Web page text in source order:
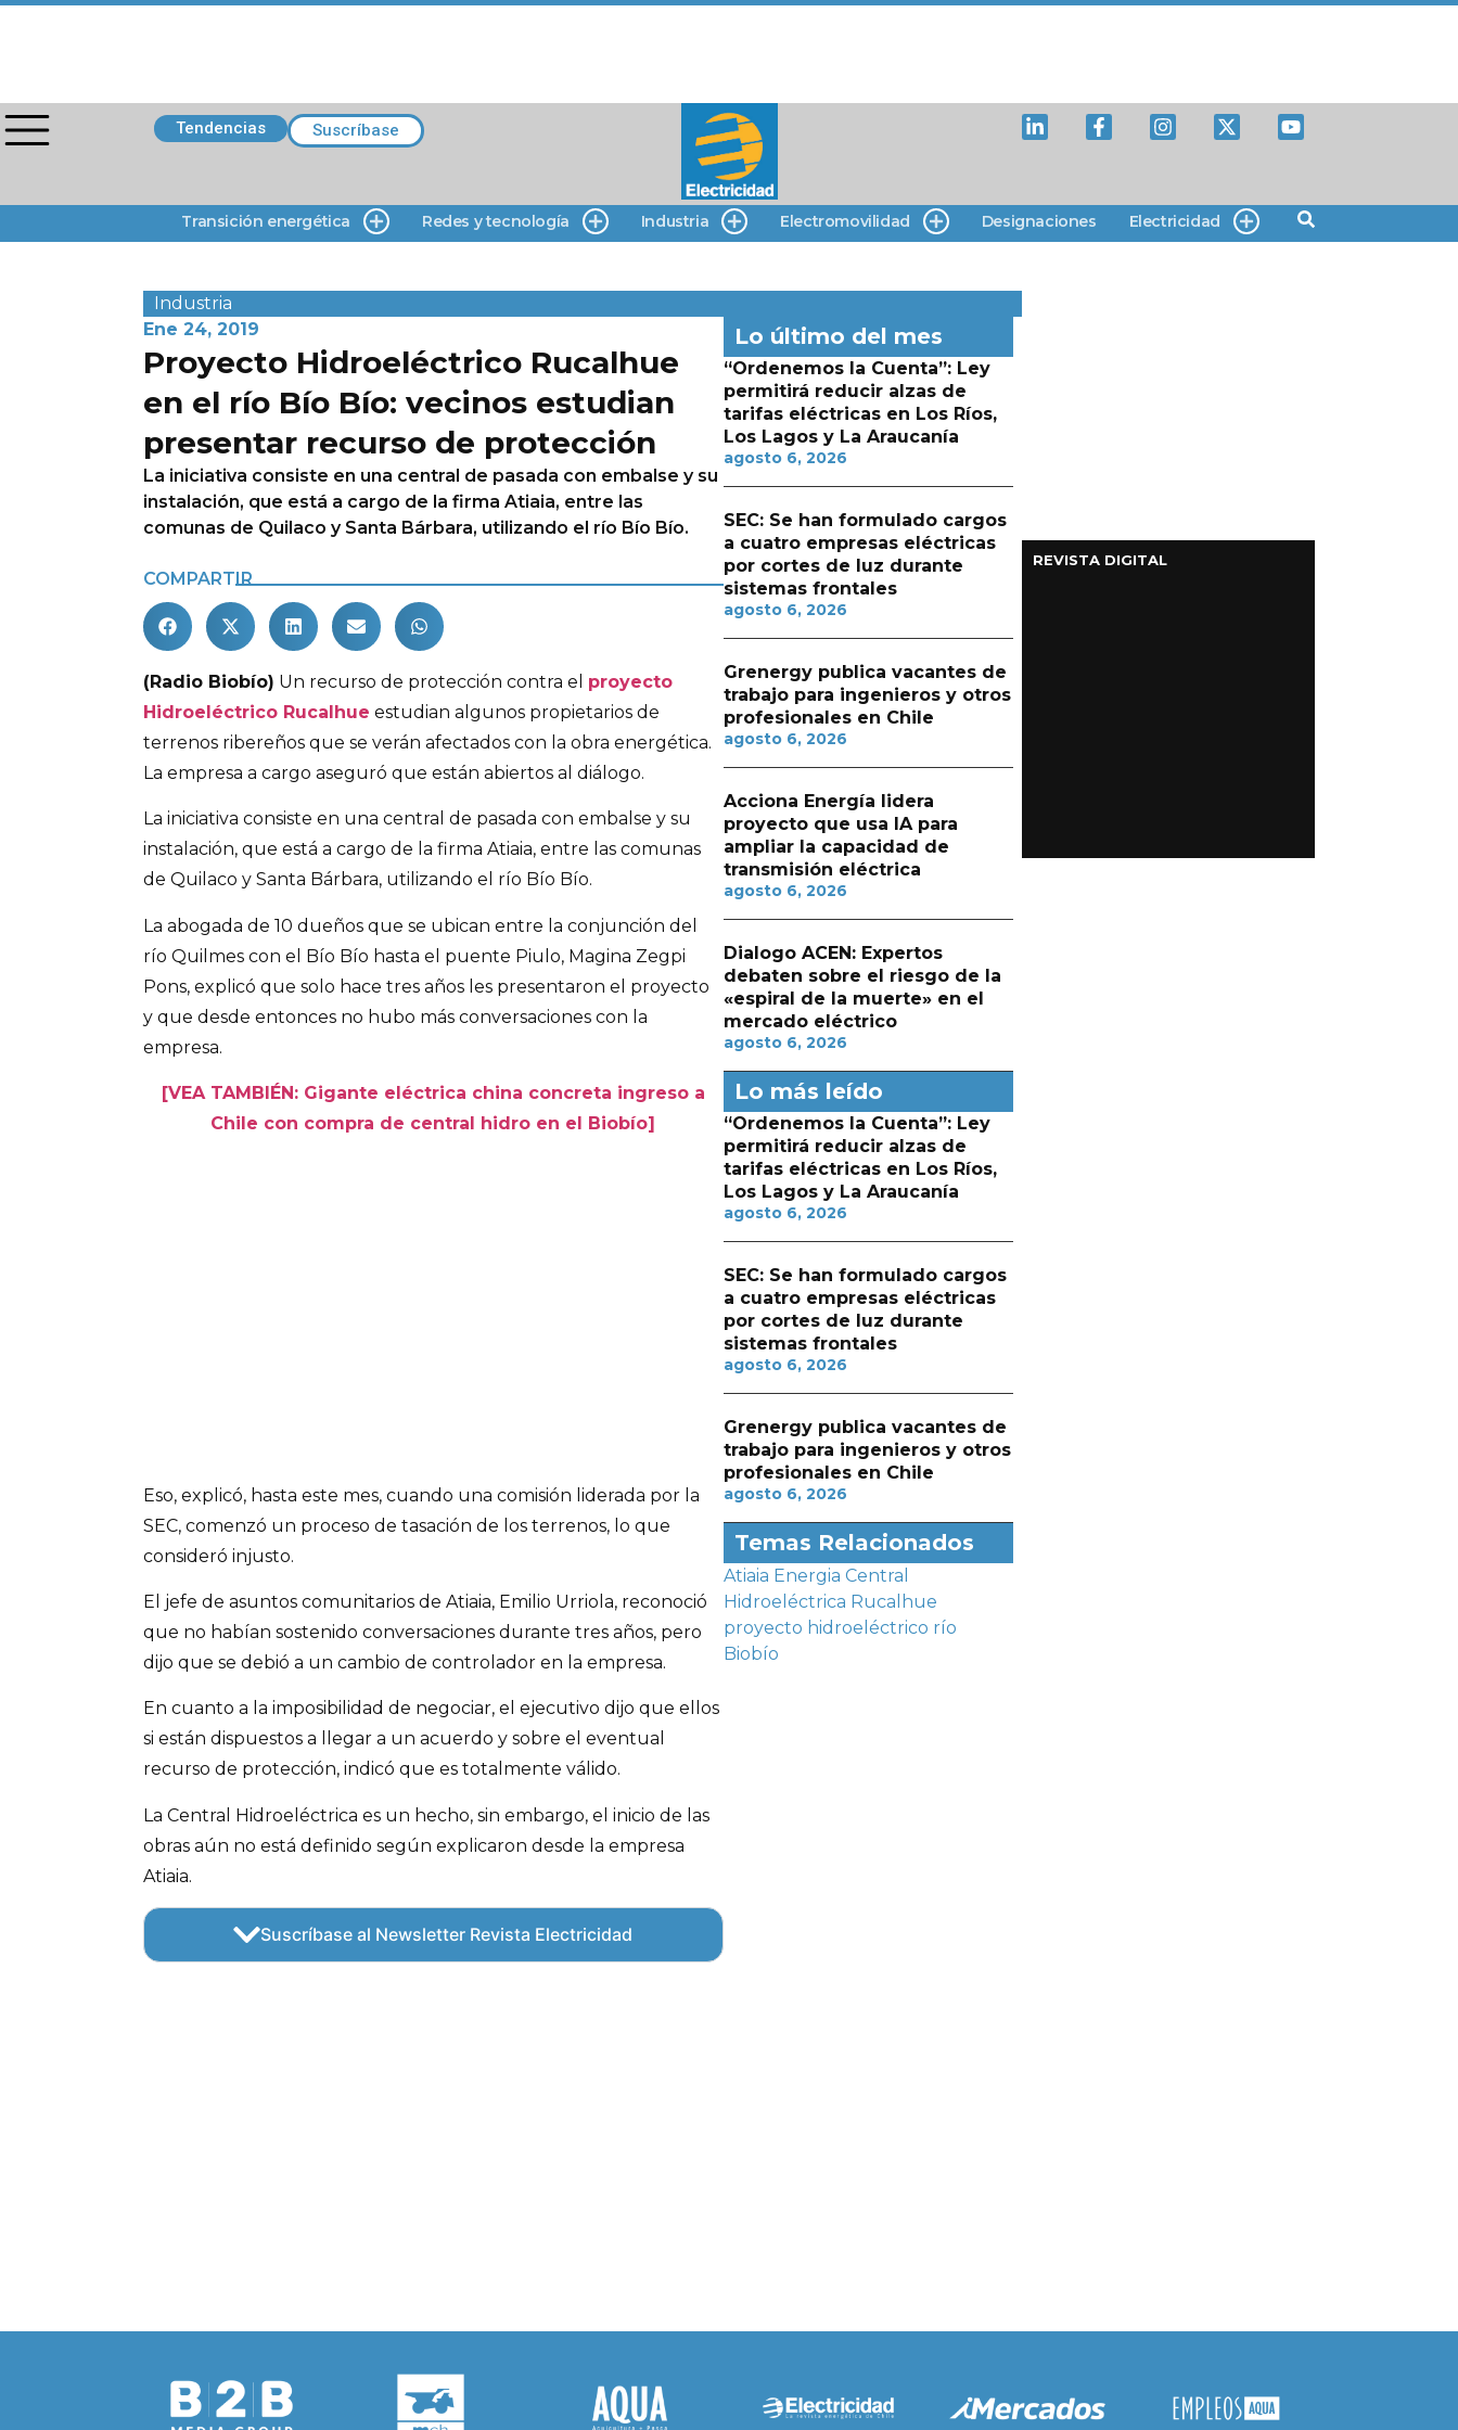
Tendencias Suscríbase
Transición energética Redes y tecnología Industria Electromovilidad Designaciones Electricidad
Industria
Ene 24, 2019
Proyecto Hidroeléctrico Rucalhue
en el río Bío Bío: vecinos estudian
presentar recurso de protección
La iniciativa consiste en una central de pasada con embalse y su
instalación, que está a cargo de la firma Atiaia, entre las
comunas de Quilaco y Santa Bárbara, utilizando el río Bío Bío.
COMPARTIR
(Radio Biobío) Un recurso de protección contra el proyecto
Hidroeléctrico Rucalhue estudian algunos propietarios de
terrenos ribereños que se verán afectados con la obra energética.
La empresa a cargo aseguró que están abiertos al diálogo.
La iniciativa consiste en una central de pasada con embalse y su
instalación, que está a cargo de la firma Atiaia, entre las comunas
de Quilaco y Santa Bárbara, utilizando el río Bío Bío.
La abogada de 10 dueños que se ubican entre la conjunción del
río Quilmes con el Bío Bío hasta el puente Piulo, Magina Zegpi
Pons, explicó que solo hace tres años les presentaron el proyecto
y que desde entonces no hubo más conversaciones con la
empresa.
[VEA TAMBIÉN: Gigante eléctrica china concreta ingreso a
Chile con compra de central hidro en el Biobío]
Eso, explicó, hasta este mes, cuando una comisión liderada por la
SEC, comenzó un proceso de tasación de los terrenos, lo que
consideró injusto.
El jefe de asuntos comunitarios de Atiaia, Emilio Urriola, reconoció
que no habían sostenido conversaciones durante tres años, pero
dijo que se debió a un cambio de controlador en la empresa.
En cuanto a la imposibilidad de negociar, el ejecutivo dijo que ellos
si están dispuestos a llegar a un acuerdo y sobre el eventual
recurso de protección, indicó que es totalmente válido.
La Central Hidroeléctrica es un hecho, sin embargo, el inicio de las
obras aún no está definido según explicaron desde la empresa
Atiaia.
Suscríbase al Newsletter Revista Electricidad
Lo último del mes
“Ordenemos la Cuenta”: Ley
permitirá reducir alzas de
tarifas eléctricas en Los Ríos,
Los Lagos y La Araucanía
agosto 6, 2026
SEC: Se han formulado cargos
a cuatro empresas eléctricas
por cortes de luz durante
sistemas frontales
agosto 6, 2026
Grenergy publica vacantes de
trabajo para ingenieros y otros
profesionales en Chile
agosto 6, 2026
Acciona Energía lidera
proyecto que usa IA para
ampliar la capacidad de
transmisión eléctrica
agosto 6, 2026
Dialogo ACEN: Expertos
debaten sobre el riesgo de la
«espiral de la muerte» en el
mercado eléctrico
agosto 6, 2026
Lo más leído
“Ordenemos la Cuenta”: Ley
permitirá reducir alzas de
tarifas eléctricas en Los Ríos,
Los Lagos y La Araucanía
agosto 6, 2026
SEC: Se han formulado cargos
a cuatro empresas eléctricas
por cortes de luz durante
sistemas frontales
agosto 6, 2026
Grenergy publica vacantes de
trabajo para ingenieros y otros
profesionales en Chile
agosto 6, 2026
Temas Relacionados
Atiaia Energia Central
Hidroeléctrica Rucalhue
proyecto hidroeléctrico río
Biobío
REVISTA DIGITAL